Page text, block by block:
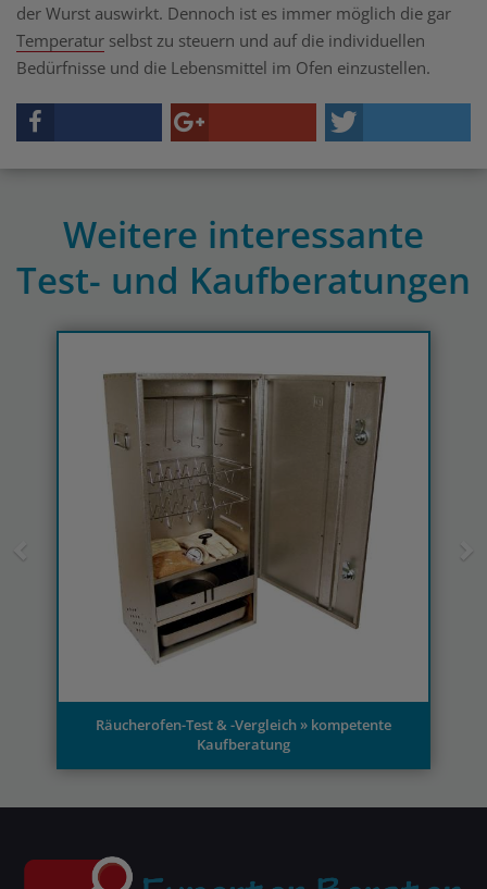
der Wurst auswirkt. Dennoch ist es immer möglich die gar
Temperatur selbst zu steuern und auf die individuellen
Bedürfnisse und die Lebensmittel im Ofen einzustellen.
Weitere interessante
Test- und Kaufberatungen
Räucherofen-Test & -Vergleich » kompetente
Kaufberatung
Previous